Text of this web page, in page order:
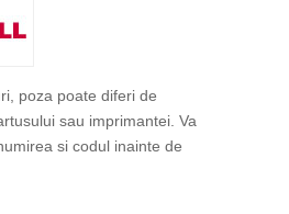
poza poate diferi de
sau imprimantei. Va
si codul inainte de